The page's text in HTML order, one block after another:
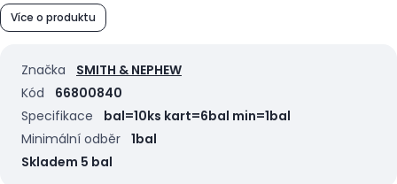
Více o produktu
Značka
SMITH & NEPHEW
Kód
66800840
Specifikace
bal=10ks kart=6bal min=1bal
Minimální odběr 1bal
Skladem 5 bal